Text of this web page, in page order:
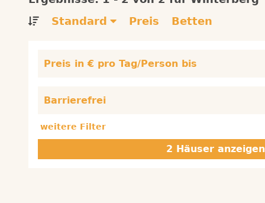
Standard
Preis Betten
Preis in € pro Tag/Person bis
Barrierefrei
weitere Filter